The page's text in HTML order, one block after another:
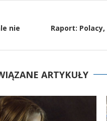
nie
Raport:
ARTYKUŁY